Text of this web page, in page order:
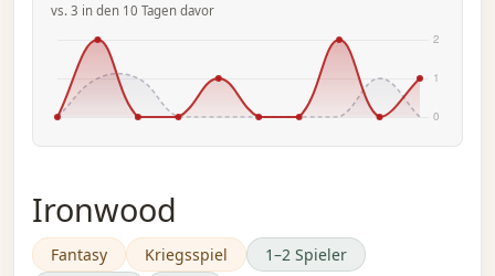
vs. 3 in den 10 Tagen davor
Ironwood
Fantasy Kriegsspiel
1–2 Spieler